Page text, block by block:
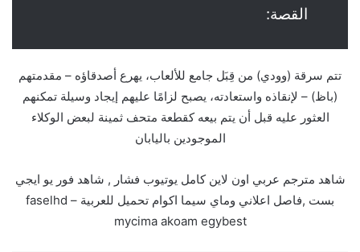
القصة:
تتم سرقة (وودي) من قِبَل جامع للألعاب، يهرع أصدقاؤه – مقدمتهم
(باظ) – لإنقاذه واستعادته، يصبح لزامًا عليهم إيجاد وسيلة تمكنهم
العثور عليه قبل أن يتم بيعه كقطعة متحف ثمينة لبعض الوكلاء
الموجودين باليابان
شاهد مترجم عربي اون لاين كامل يوتيوب فشار , شاهد فور يو ايجي
بست ,فاصل اعلاني وماي سيما اكوام تحميل للعربية – faselhd
mycima akoam egybest